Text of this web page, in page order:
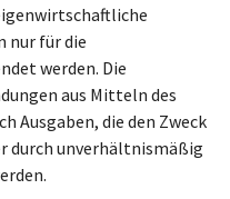
nur für die
werden. Die
aus Mitteln des
Ausgaben, die den Zweck
durch unverhältnismäßig